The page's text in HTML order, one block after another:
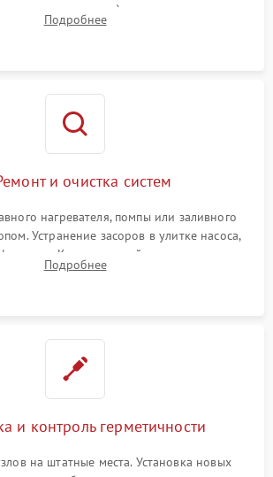
уровня воды), датчика мутности,
и электронного модуля управления.
Подробнее
и очистка систем
нагревателя, помпы или заливного
Устранение засоров в улитке насоса,
фильтрах. Компонентный ремонт платы
поврежденной проводки.
Подробнее
и контроль герметичности
на штатные места. Установка новых